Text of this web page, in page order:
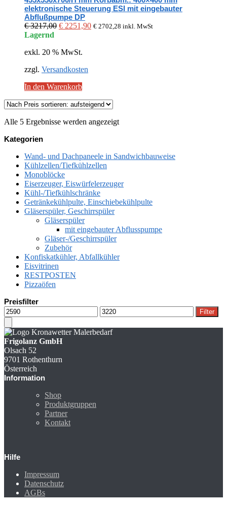
elektronische Steuerung ESI mit eingebauter
Abflußpumpe DP
€3217,00 Ursprünglicher
€ 3217,00
€ 2251,90Aktueller
€ 2702,28 inkl. MwSt
Lagernd
exkl. 20 % MwSt.
zzgl. Versandkosten
In den Warenkorb
Alle 5 Ergebnisse werden angezeigtNach
Kategorien
Wand- und Dachpaneele in Sandwichbauweise
Kühlzellen/Tiefkühlzellen
Monoblöcke
Eiserzeuger, Eiswürfelerzeuger
Kühl-/Tiefkühlschränke
Getränkekühlpulte, Einschiebekühlpulte
Gläserspüler, Geschirrspüler
Gläserspüler
mit eingebauter Abflusspumpe
Gläser-/Geschirrspüler
Zubehör
Konfiskatkühler, Abfallkühler
Eisvitrinen
RESTPOSTEN
Pizzaöfen
Preisfilter
Min.
Preis
Max.
Preis
Filter
Frigolanz GmbH
Olsach 52
9701 Rothenthurn
Österreich
Information
Shop
Produktgruppen
Partner
Kontakt
Hilfe
Impressum
Datenschutz
AGBs